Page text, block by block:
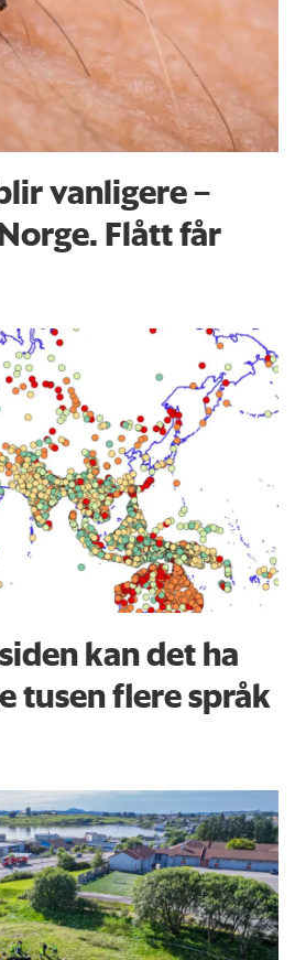
vanligere –
Flått får
kan det ha
tusen flere språk